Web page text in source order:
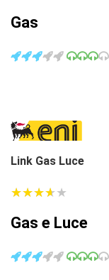
Gas
Link Gas Luce
★★★★★
★★★★★
Gas e Luce